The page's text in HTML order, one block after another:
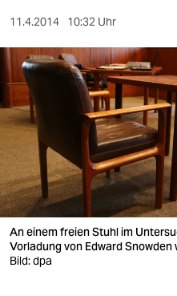
sport
berlin
nord
wahrheit
verlag
verlag
veranstaltungen
shop
11.4.2014 10:32 Uhr
An einem freien Stuhl im
Vorladung von Edward
Bild: dpa